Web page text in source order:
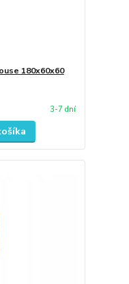
180x60x60
3-7 dní